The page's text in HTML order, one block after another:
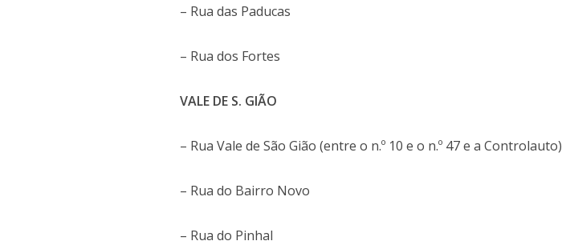
– Rua das Paducas
– Rua dos Fortes
VALE DE S. GIÃO
– Rua Vale de São Gião (entre o n.º 10 e o n.º 47 e a Controlauto)
– Rua do Bairro Novo
– Rua do Pinhal